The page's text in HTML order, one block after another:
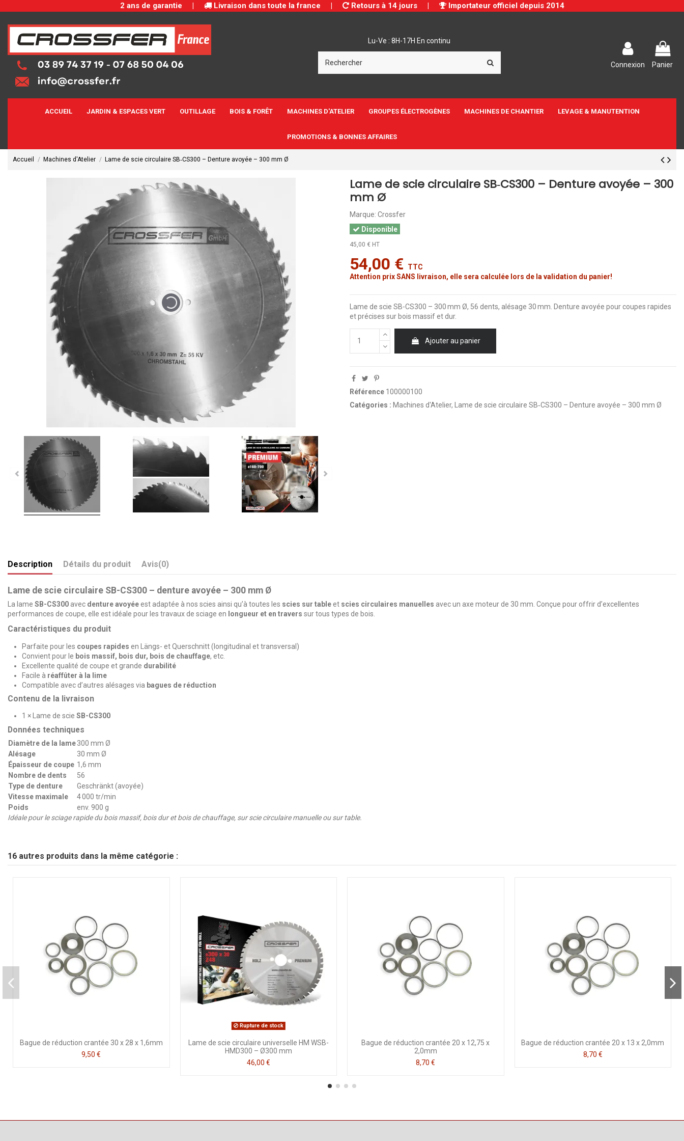
2 ans de garantie | Livraison dans toute la france | Retours à 14 jours | Importateur officiel depuis 2014
Lu-Ve : 8H-17H En continu
Connexion Panier
ACCUEIL JARDIN & ESPACES VERT OUTILLAGE BOIS & FORÊT MACHINES D'ATELIER GROUPES ÉLECTROGÈNES MACHINES DE CHANTIER LEVAGE & MANUTENTION
PROMOTIONS & BONNES AFFAIRES
Accueil Machines d'Atelier Lame de scie circulaire SB‑CS300 – Denture avoyée – 300 mm Ø
Lame de scie circulaire SB‑CS300 – Denture avoyée – 300
mm Ø
Marque: Crossfer
Disponible
45,00 € HT
54,00 €
TTC
Attention prix SANS livraison, elle sera calculée lors de la validation du panier!
Lame de scie SB-CS300 – 300 mm Ø, 56 dents, alésage 30 mm. Denture avoyée pour coupes rapides
et précises sur bois massif et dur.
Ajouter au panier
Référence 100000100
Catégories : Machines d'Atelier, Lame de scie circulaire SB‑CS300 – Denture avoyée – 300 mm Ø
Description Détails du produit Avis(0)
Lame de scie circulaire SB-CS300 – denture avoyée – 300 mm Ø
La lame SB-CS300 avec denture avoyéeest adaptée à nos scies ainsi qu’à toutes les scies sur tableet scies circulaires manuelles avec un axe moteur de 30 mm. Conçue pour offrir d’excellentes
performances de coupe, elle est idéale pour les travaux de sciage en longueur et en travers sur tous types de bois.
Caractéristiques du produit
Parfaite pour les coupes rapides en Längs- et Querschnitt (longitudinal et transversal)
Convient pour le bois massif, bois dur, bois de chauffage, etc.
Excellente qualité de coupe et grande durabilité
Facile à réaffûter à la lime
Compatible avec d’autres alésages via bagues de réduction
Contenu de la livraison
1 × Lame de scie SB-CS300
Données techniques
Diamètre de la lame300 mm Ø
Alésage
30 mm Ø
Épaisseur de coupe 1,6 mm
Nombre de dents
56
Type de denture
Geschränkt (avoyée)
Vitesse maximale
4 000 tr/min
Poids
env. 900 g
Idéale pour le sciage rapide du bois massif, bois dur et bois de chauffage, sur scie circulaire manuelle ou sur table.
16 autres produits dans la même catégorie :
Bague de réduction crantée 30 x 28 x 1,6mm
9,50 €
Rupture de stock
Lame de scie circulaire universelle HM WSB-
HMD300 – Ø300 mm
46,00 €
Bague de réduction crantée 20 x 12,75 x
2,0mm
8,70 €
Bague de réduction crantée 20 x 13 x 2,0mm
8,70 €